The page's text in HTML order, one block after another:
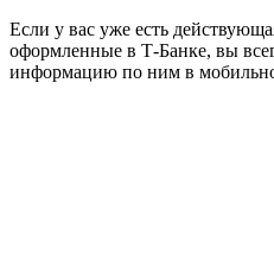
Если у вас уже есть
оформленные в Т‑Банке, вы
информацию по ним в